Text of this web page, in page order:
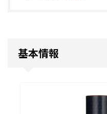
基本情報